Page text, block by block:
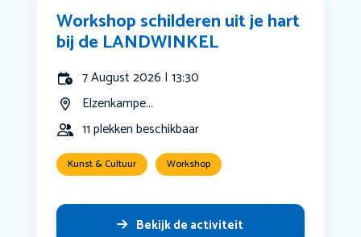
Workshop schilderen uit je hart
bij de LANDWINKEL
7 August 2026 | 13:30
Elzenkampe...
11 plekken beschikbaar
Kunst & Cultuur Workshop
Bekijk de activiteit